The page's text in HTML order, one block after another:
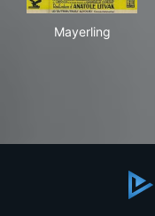
Mayerling